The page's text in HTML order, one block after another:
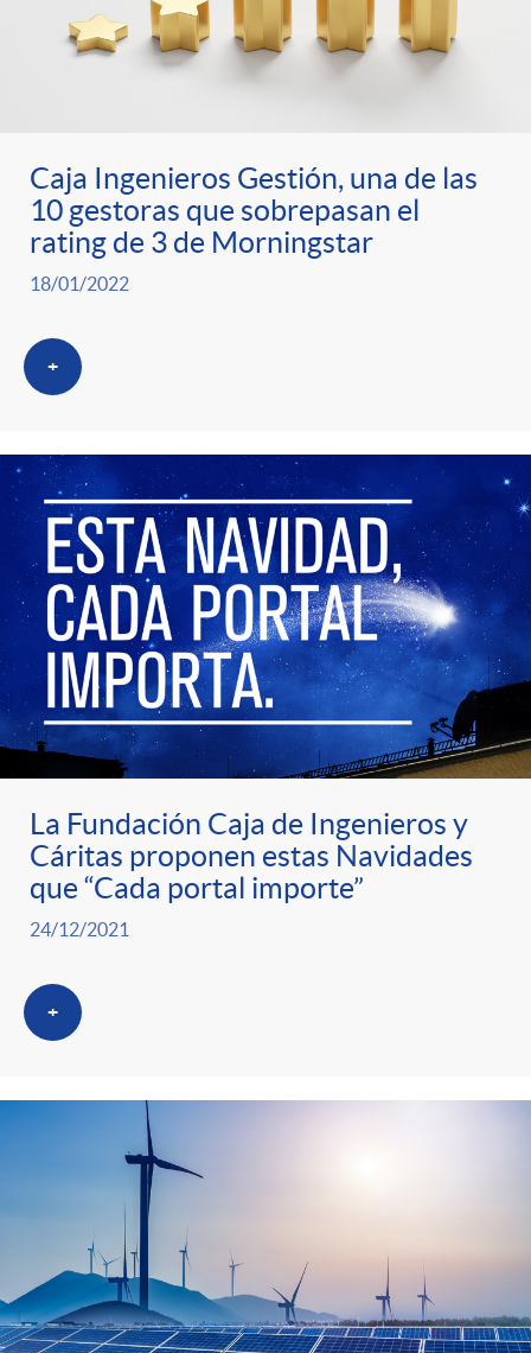
Caja Ingenieros Gestión, una de las
10 gestoras que sobrepasan el
rating de 3 de Morningstar
18/01/2022
+
La Fundación Caja de Ingenieros y
Cáritas proponen estas Navidades
que “Cada portal importe”
24/12/2021
+